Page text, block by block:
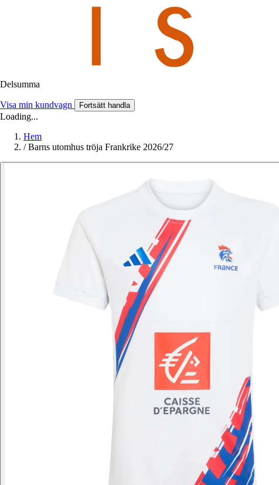
Delsumma
Visa min kundvagn Fortsätt handla
Loading...
Hem
/ Barns utomhus tröja Frankrike 2026/27